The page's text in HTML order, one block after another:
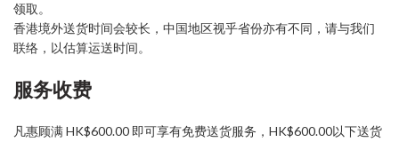
领取。
香港境外送货时间会较长，中国地区视乎省份亦有不同，请与我们
联络，以估算运送时间。
服务收费
凡惠顾满 HK$600.00 即可享有免费送货服务，HK$600.00以下送货